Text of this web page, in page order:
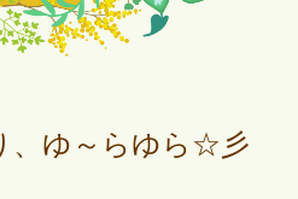
、ゆ～らゆら☆彡